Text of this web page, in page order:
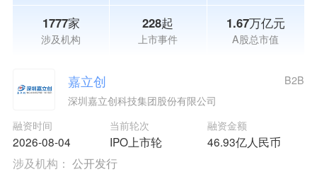
1777家
涉及机构
228起
上市事件
1.67万亿元
A股总市值
嘉立创
深圳嘉立创科技集团股份有限公司
融资时间
2026-08-04
当前轮次
IPO上市轮
融资金额
46.93亿人民币
B2B
涉及机构： 公开发行